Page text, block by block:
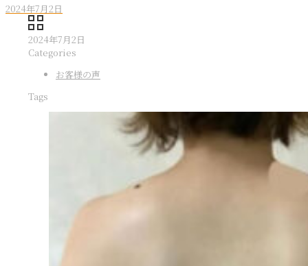
2024年7月2日
2024年7月2日
Categories
お客様の声
Tags